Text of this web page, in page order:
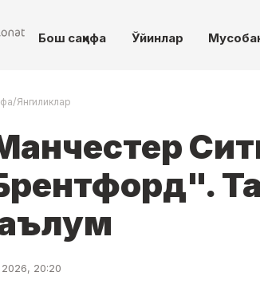
Бош саҳифа Ўйинлар
/Янгиликлар
20:20